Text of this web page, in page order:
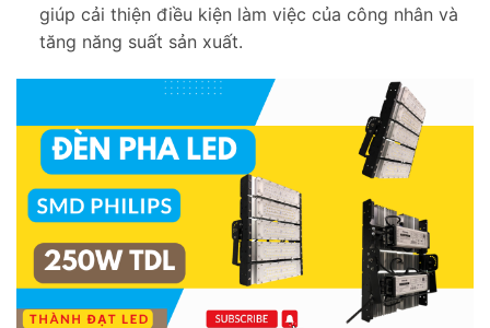
giúp cải thiện điều kiện làm việc của công nhân và
tăng năng suất sản xuất.